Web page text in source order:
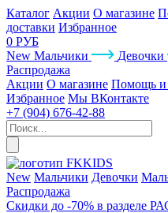
Каталог Акции О магазине
доставки Избранное
0 РУБ
New Мальчики Девочки
Распродажа
Акции О магазине Помощь и
Избранное Мы ВКонтакте
+7 (904) 676-42-88
New Мальчики Девочки
Распродажа
Скидки до -70% в разделе